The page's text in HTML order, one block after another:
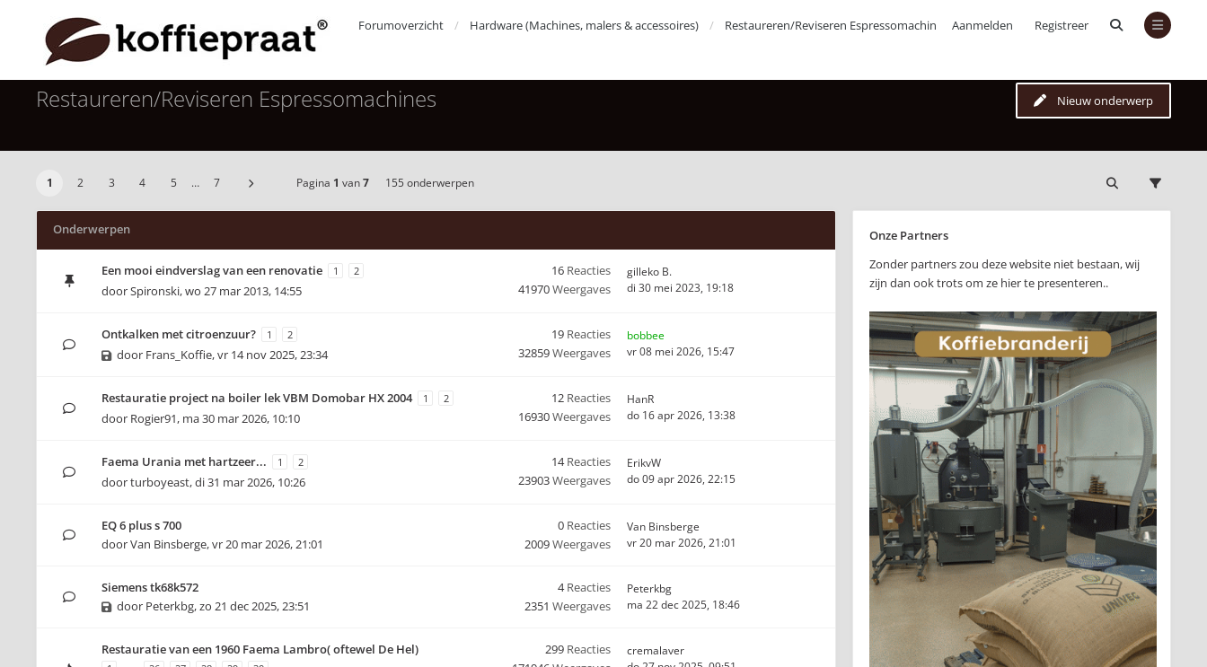
Aanmelden Registreer
Forumoverzicht Hardware (Machines, malers & accessoires) Restaureren/Reviseren Espressomachines
Restaureren/Reviseren Espressomachines Nieuw onderwerp
1 2 3 4 5 … 7 Pagina 1 van7 155 onderwerpen
Onderwerpen
Een mooi eindverslag van een renovatie 1 2
doorSpironski,wo 27 mar 2013, 14:55
16 Reacties
41970Weergaves
gilleko B.
di 30 mei 2023, 19:18
Ontkalken met citroenzuur? 1 2
door Frans_Koffie,vr 14 nov 2025, 23:34
19 Reacties
32859Weergaves
bobbee
vr 08 mei 2026, 15:47
Restauratie project na boiler lek VBM Domobar HX 2004 1 2
door Rogier91, ma 30 mar 2026, 10:10
12 Reacties
16930Weergaves
HanR
do 16 apr 2026, 13:38
Faema Urania met hartzeer... 1 2
doorturboyeast,di 31 mar 2026, 10:26
14Reacties
23903Weergaves
ErikvW
do 09 apr 2026, 22:15
EQ 6 plus s 700
doorVan Binsberge,vr 20 mar 2026, 21:01
0 Reacties
2009Weergaves
Van Binsberge
vr 20 mar 2026, 21:01
Siemens tk68k572
door Peterkbg,zo 21 dec 2025, 23:51
4Reacties
2351 Weergaves
Peterkbg
ma 22 dec 2025, 18:46
Restauratie van een 1960 Faema Lambro( oftewel De Hel) 299 Reacties
cremalaver
Onze Partners
Zonder partners zou deze website niet bestaan, wij
zijn dan ook trots om ze hier te presenteren..